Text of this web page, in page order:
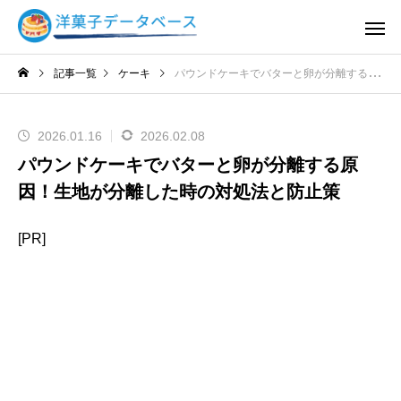
記事一覧 ケーキ パウンドケーキでバターと卵が分離する原因！生地が分離した時の対処法と防止策
2026.01.16 2026.02.08
パウンドケーキでバターと卵が分離する原
因！生地が分離した時の対処法と防止策
[PR]